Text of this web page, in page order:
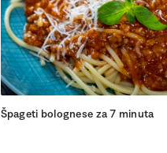
Špageti bolognese za 7 minuta